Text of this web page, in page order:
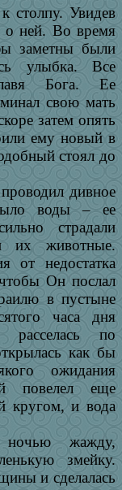
столпу. Увидев
о ней. Во время
заметны были
улыбка. Все
Бога. Ее
свою мать
затем опять
ему новый в
стоял до
дивное
воды – ее
страдали
их животные.
от недостатка
Он послал
в пустыне
часа дня
расселась по
как бы
ожидания
повелел еще
кругом, и вода
ночью жажду,
змейку.
и сделалась